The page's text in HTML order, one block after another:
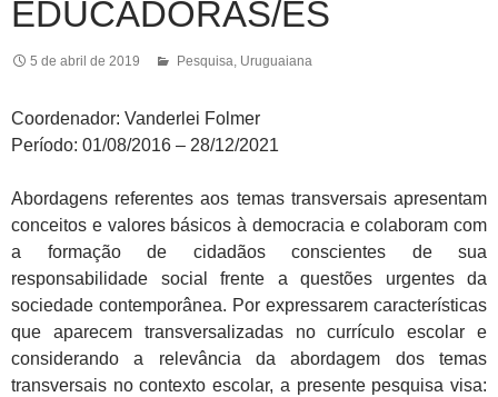
EDUCADORAS/ES
5 de abril de 2019 Pesquisa, Uruguaiana
Coordenador: Vanderlei Folmer
Período: 01/08/2016 – 28/12/2021
Abordagens referentes aos temas transversais apresentam
conceitos e valores básicos à democracia e colaboram com
a formação de cidadãos conscientes de sua
responsabilidade social frente a questões urgentes da
sociedade contemporânea. Por expressarem características
que aparecem transversalizadas no currículo escolar e
considerando a relevância da abordagem dos temas
transversais no contexto escolar, a presente pesquisa visa: